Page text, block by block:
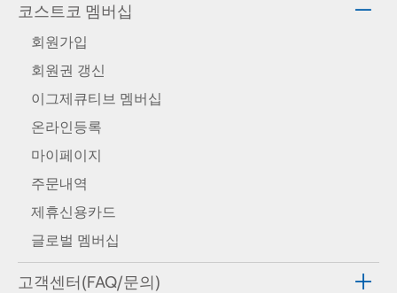
코스트코 멤버십
회원가입
회원권 갱신
이그제큐티브 멤버십
온라인등록
마이페이지
주문내역
제휴신용카드
글로벌 멤버십
고객센터(FAQ/문의)